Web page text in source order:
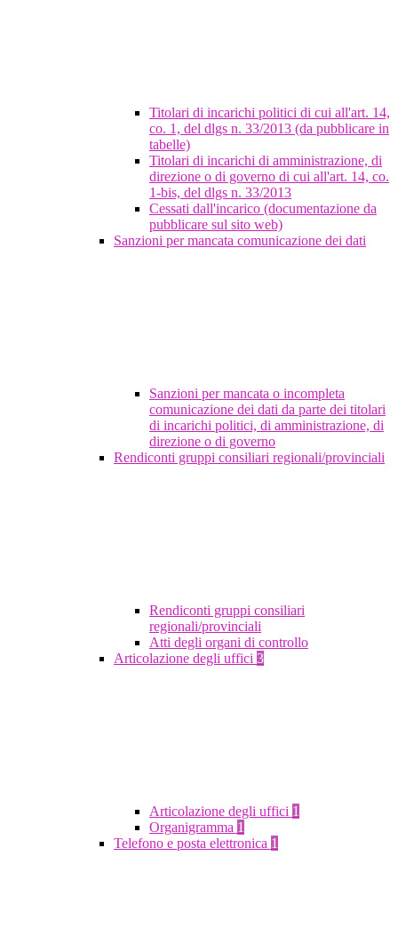
Titolari di incarichi politici di cui all'art. 14,
co. 1, del dlgs n. 33/2013 (da pubblicare in
tabelle)
Titolari di incarichi di amministrazione, di
direzione o di governo di cui all'art. 14, co.
1-bis, del dlgs n. 33/2013
Cessati dall'incarico (documentazione da
pubblicare sul sito web)
Sanzioni per mancata comunicazione dei dati
Sanzioni per mancata o incompleta
comunicazione dei dati da parte dei titolari
di incarichi politici, di amministrazione, di
direzione o di governo
Rendiconti gruppi consiliari regionali/provinciali
Rendiconti gruppi consiliari
regionali/provinciali
Atti degli organi di controllo
Articolazione degli uffici 3
Articolazione degli uffici 1
Organigramma 1
Telefono e posta elettronica 1